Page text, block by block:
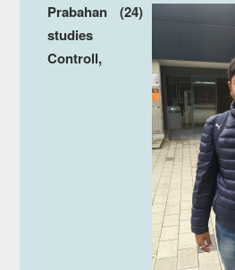
Prabahan (24)
studies
Controll,